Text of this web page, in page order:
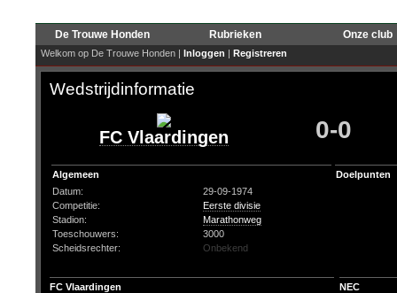
De Trouwe Honden Rubrieken Onze club
Welkom op De Trouwe Honden | Inloggen | Registreren
Wedstrijdinformatie
FC Vlaardingen 0-0
Algemeen
Datum:
29-09-1974
Competitie:
Eerste divisie
Stadion:
Marathonweg
Toeschouwers:
3000
Scheidsrechter:
Onbekend
Doelpunten
FC Vlaardingen
NEC